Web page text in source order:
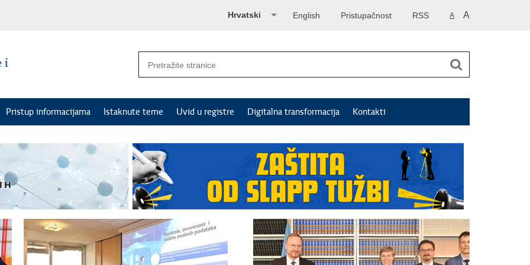
A A
RSS
Pristupačnost
English
Hrvatski
Pristup informacijama Istaknute teme Uvid u registre Digitalna transformacija Kontakti